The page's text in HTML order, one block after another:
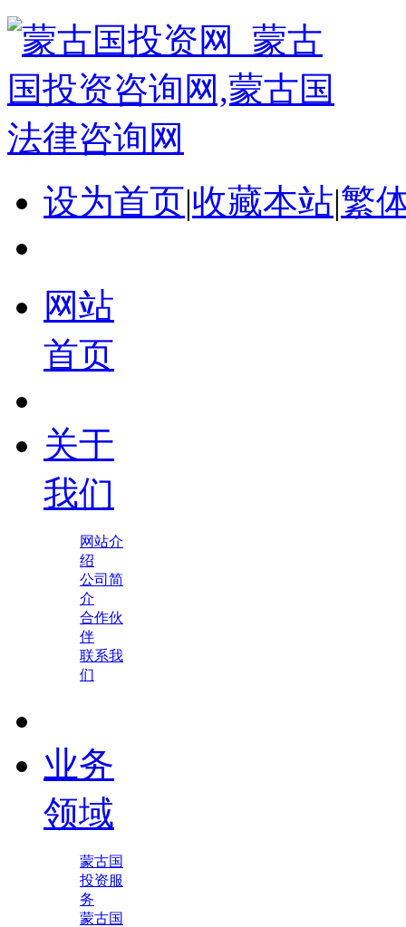
设为首页|收藏本站|繁
网站
首页
关于
我们
网站介
绍
公司简
介
合作伙
伴
联系我
们
业务
领域
蒙古国
投资服
务
蒙古国